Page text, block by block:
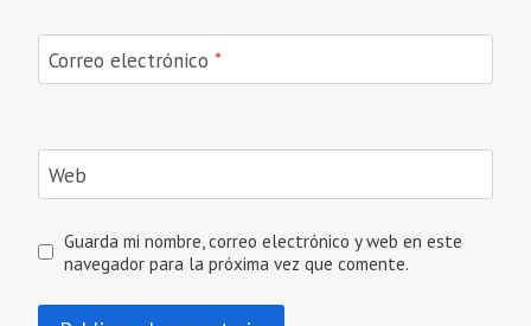
Correo electrónico *
Web
Guarda mi nombre, correo electrónico y web en este
navegador para la próxima vez que comente.